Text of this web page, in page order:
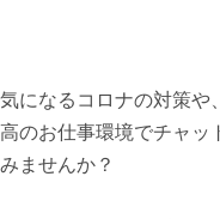
になるコロナの対策や
のお仕事環境でチャッ
ませんか？